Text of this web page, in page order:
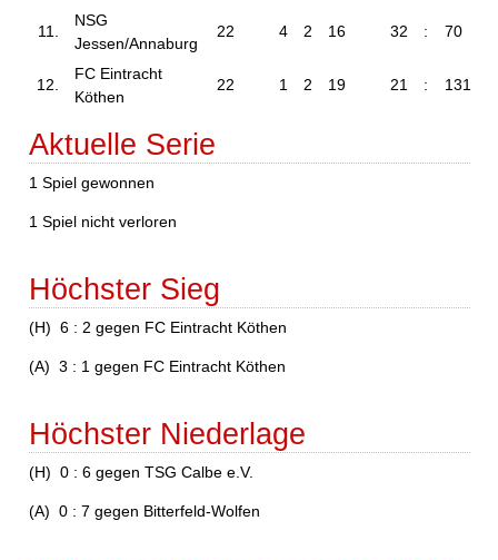
11.
NSG
Jessen/Annaburg
22 4 2 16 32 : 70
12.
FC Eintracht
Köthen
22 1 2 19 21 : 131
Aktuelle Serie
1 Spiel gewonnen
1 Spiel nicht verloren
Höchster Sieg
(H) 6 : 2 gegen FC Eintracht Köthen
(A) 3 : 1 gegen FC Eintracht Köthen
Höchster Niederlage
(H) 0 : 6 gegen TSG Calbe e.V.
(A) 0 : 7 gegen Bitterfeld-Wolfen